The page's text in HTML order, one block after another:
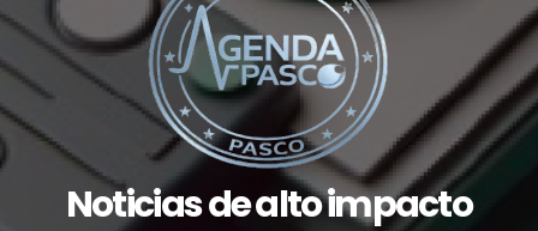
Noticias de alto impacto